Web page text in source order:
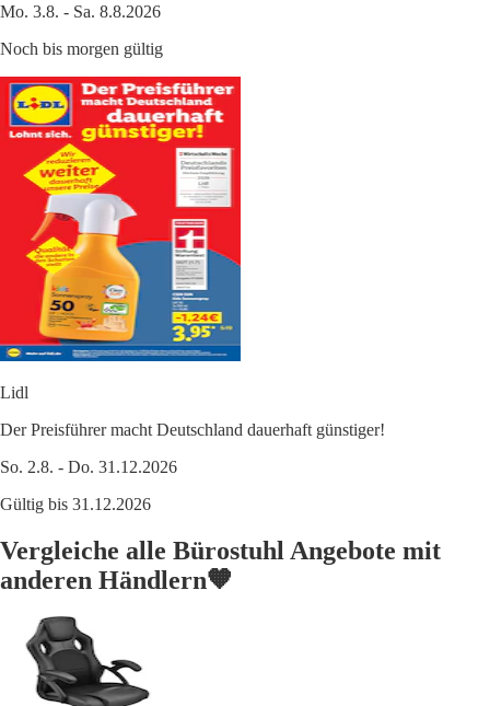
Mo. 3.8. - Sa. 8.8.2026
Noch bis morgen gültig
Lidl
Der Preisführer macht Deutschland dauerhaft günstiger!
So. 2.8. - Do. 31.12.2026
Gültig bis 31.12.2026
Vergleiche alle Bürostuhl Angebote mit
anderen Händlern🧡